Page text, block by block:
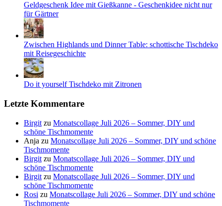
Geldgeschenk Idee mit Gießkanne - Geschenkidee nicht nur
für Gärtner
Zwischen Highlands und Dinner Table: schottische Tischdeko
mit Reisegeschichte
Do it yourself Tischdeko mit Zitronen
Letzte Kommentare
Birgit zu Monatscollage Juli 2026 – Sommer, DIY und
schöne Tischmomente
Anja zu Monatscollage Juli 2026 – Sommer, DIY und schöne
Tischmomente
Birgit zu Monatscollage Juli 2026 – Sommer, DIY und
schöne Tischmomente
Birgit zu Monatscollage Juli 2026 – Sommer, DIY und
schöne Tischmomente
Rosi zu Monatscollage Juli 2026 – Sommer, DIY und schöne
Tischmomente